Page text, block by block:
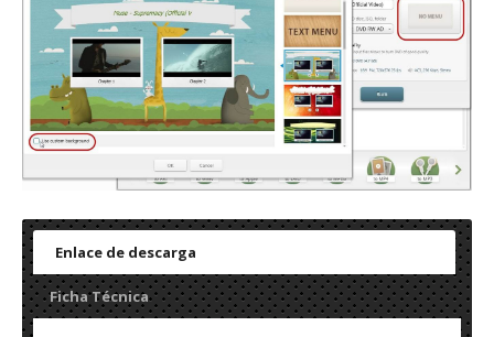
Enlace de descarga
Ficha Técnica